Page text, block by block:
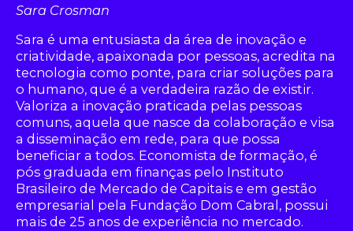
Sara Crosman
Sara é uma entusiasta da área de inovação e
criatividade, apaixonada por pessoas, acredita na
tecnologia como ponte, para criar soluções para
o humano, que é a verdadeira razão de existir.
Valoriza a inovação praticada pelas pessoas
comuns, aquela que nasce da colaboração e visa
a disseminação em rede, para que possa
beneficiar a todos. Economista de formação, é
pós graduada em finanças pelo Instituto
Brasileiro de Mercado de Capitais e em gestão
empresarial pela Fundação Dom Cabral, possui
mais de 25 anos de experiência no mercado.